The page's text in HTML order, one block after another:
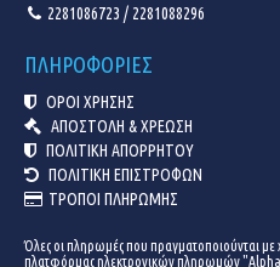
2281086723 / 2281088296
ΠΛΗΡΟΦΟΡΙΕΣ
ΟΡΟΙ ΧΡΗΣΗΣ
ΑΠΟΣΤΟΛΗ & ΧΡΕΩΣΗ
ΠΟΛΙΤΙΚΗ ΑΠΟΡΡΗΤΟΥ
ΠΟΛΙΤΙΚΗ ΕΠΙΣΤΡΟΦΩΝ
ΤΡΟΠΟΙ ΠΛΗΡΩΜΗΣ
Όλες οι πληρωμές που πραγματοποιούνται
πλατφόρμας ηλεκτρονικών πληρωμών